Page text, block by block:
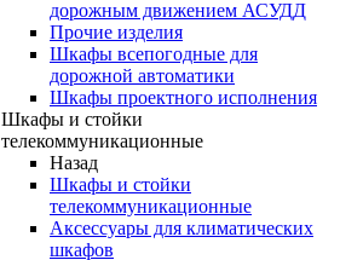
дорожным движением АСУДД
Прочие изделия
Шкафы всепогодные для
дорожной автоматики
Шкафы проектного исполнения
Шкафы и стойки
телекоммуникационные
Назад
Шкафы и стойки
телекоммуникационные
Аксессуары для климатических
шкафов